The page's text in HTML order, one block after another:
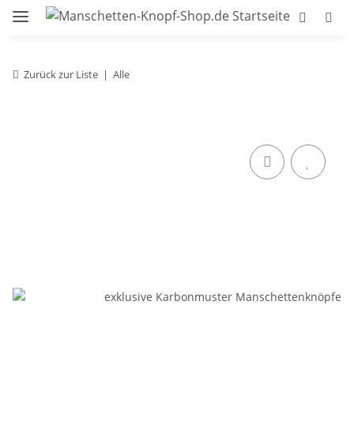
Zurück zur Liste Alle